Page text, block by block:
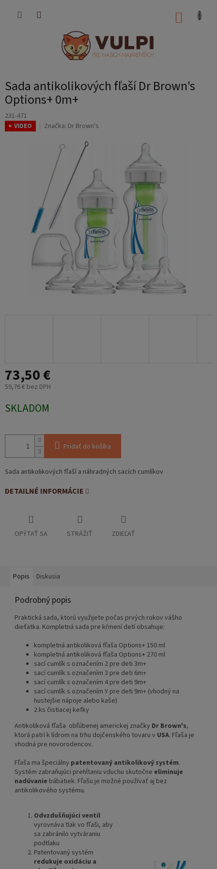
Sada antikolikových fľaší Dr Brown's
Options+ 0m+
231-471
▶ VIDEO Značka: Dr Brown's
73,50 €
59,76 € bez DPH
cena:
SKLADOM
Pridať do košíka
Sada antikolikových fľaší a náhradných sacích cumlíkov
DETAILNÉ INFORMÁCIE
OPÝTAŤ SA STRÁŽIŤ ZDIEĽAŤ
Popis Diskusia
Podrobný popis
Praktická sada, ktorú využijete počas prvých rokov vášho
dieťatka. Kompletná sada pre kŕmení detí obsahuje:
kompletná antikoliková fľaša Options+ 150 ml
kompletná antikoliková fľaša Options+ 270 ml
sací cumlík s označením 2 pre deti 3m+
sací cumlík s označením 3 pre deti 6m+
sací cumlík s označením 4 pre deti 9m+
sací cumlík s označením Y pre deti 9m+ (vhodný na
hustejšie nápoje alebo kaše)
2 ks čistiacej kefky
Antikoliková fľaša obľúbenej americkej značky Dr Brown's,
ktorá patrí k lídrom na trhu dojčenského tovaru v USA. Fľaša je
vhodná pre novorodencov.
Fľaša ma špeciálny patentovaný antikolikový systém.
Systém zabraňujúci prehĺtaniu vduchu skutočne eliminuje
nadúvanie bábätiek. Fľašu je možné používať aj bez
antikolikového systému.
Odvzdušňujúci ventil
vyrovnáva tlak vo fľaši, aby
sa zabránilo vytváraniu
podtlaku
Patentovaný systém
redukuje oxidáciu a